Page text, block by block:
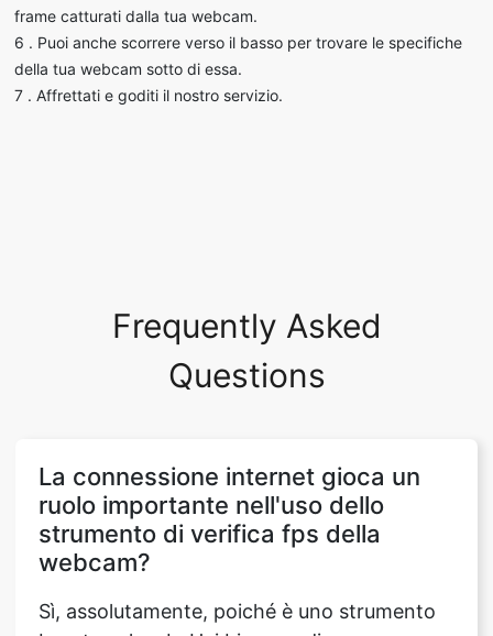
frame catturati dalla tua webcam.
6 . Puoi anche scorrere verso il basso per trovare le specifiche
della tua webcam sotto di essa.
7 . Affrettati e goditi il nostro servizio.
Frequently Asked
Questions
La connessione internet gioca un
ruolo importante nell'uso dello
strumento di verifica fps della
webcam?
Sì, assolutamente, poiché è uno strumento